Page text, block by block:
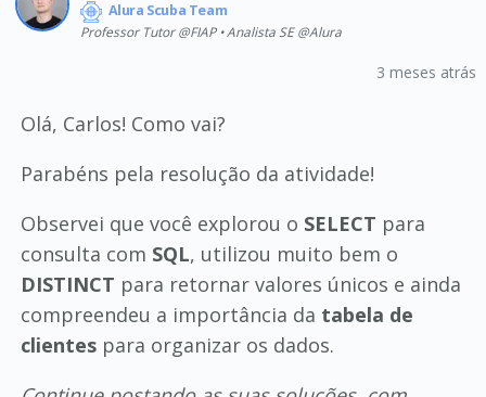
Alura Scuba Team
Professor Tutor @FIAP • Analista SE @Alura
3 meses atrás
Olá, Carlos! Como vai?
Parabéns pela resolução da atividade!
Observei que você explorou o SELECT para
consulta com SQL, utilizou muito bem o
DISTINCT para retornar valores únicos e ainda
compreendeu a importância da tabela de
clientespara organizar os dados.